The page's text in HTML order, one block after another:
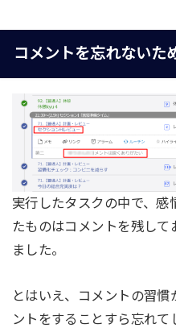
コメントを忘れないた
実行したタスクの中で、感
たものはコメントを残して
ました。
とはいえ、コメントの習
ントをすることすら忘れて